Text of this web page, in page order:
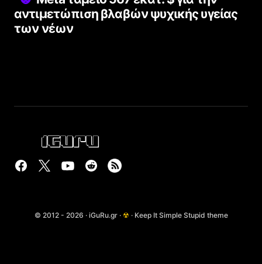
αντιμετώπιση βλαβών ψυχικής υγείας
των νέων
© 2012 - 2026 · iGuRu.gr · ☢ · Keep It Simple Stupid theme